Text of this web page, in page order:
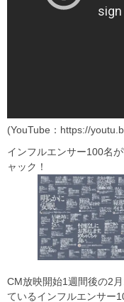
(YouTube：https://
インフルエンサー100名
ャック！
CM放映開始1週間後の2
ているインフルエンサー